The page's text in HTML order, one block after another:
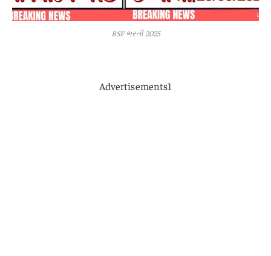
BSF ભરતી 2025
Advertisements1